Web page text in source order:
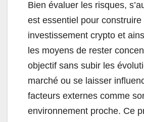
Bien évaluer les risques,
est essentiel pour construire
investissement crypto et
les moyens de rester
objectif sans subir les
marché ou se laisser
facteurs externes comme
environnement proche. Ce